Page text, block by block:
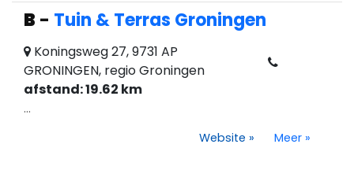
B - Tuin & Terras Groningen
Koningsweg 27, 9731 AP
GRONINGEN, regio Groningen
afstand: 19.62 km
...
Website » Meer »